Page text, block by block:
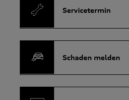
Servicetermin
Schaden melden